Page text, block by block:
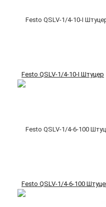
Festo QSLV-1/4-10-I Штуцер
Festo QSLV-1/4-6-100